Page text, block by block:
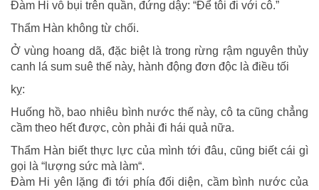
Đàm Hi vỗ bụi trên quần, đứng dậy: “Để tôi đi với cô.”
Thẩm Hàn không từ chối.
Ở vùng hoang dã, đặc biệt là trong rừng rậm nguyên thủy
canh lá sum suê thế này, hành động đơn độc là điều tối
kỵ:
Huống hồ, bao nhiêu bình nước thế này, cô ta cũng chẳng
cầm theo hết được, còn phải đi hái quả nữa.
Thẩm Hàn biết thực lực của mình tới đâu, cũng biết cái gì
gọi là “lượng sức mà làm“.
Đàm Hi yên lặng đi tới phía đối diện, cầm bình nước của